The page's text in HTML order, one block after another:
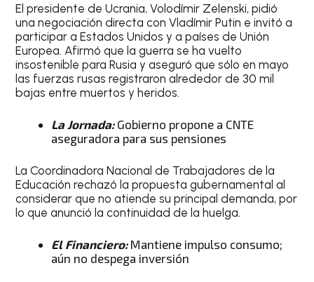
El presidente de Ucrania, Volodímir Zelenski, pidió
una negociación directa con Vladímir Putin e invitó a
participar a Estados Unidos y a países de Unión
Europea. Afirmó que la guerra se ha vuelto
insostenible para Rusia y aseguró que sólo en mayo
las fuerzas rusas registraron alrededor de 30 mil
bajas entre muertos y heridos.
La Jornada:Gobierno propone a CNTE
aseguradora para sus pensiones
La Coordinadora Nacional de Trabajadores de la
Educación rechazó la propuesta gubernamental al
considerar que no atiende su principal demanda, por
lo que anunció la continuidad de la huelga.
El Financiero:Mantiene impulso consumo;
aún no despega inversión